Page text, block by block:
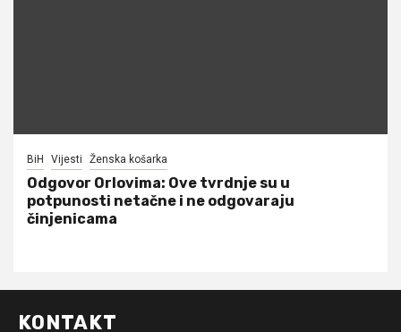
BiH Vijesti Ženska košarka
Odgovor Orlovima: ​Ove tvrdnje su u
potpunosti netačne i ne odgovaraju
činjenicama
KONTAKT